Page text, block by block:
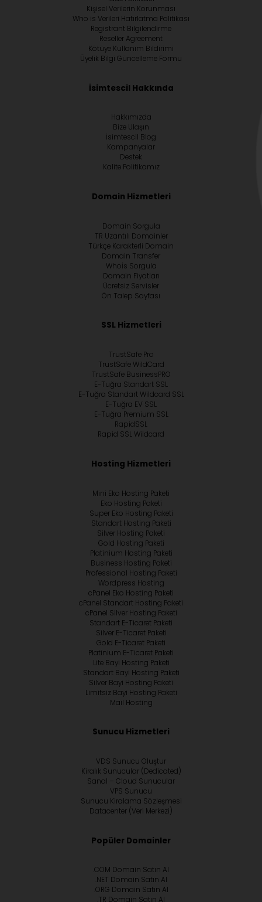
Kişisel Verilerin Korunması
Who is Verileri Hatırlatma Politikası
Registrant Bilgilendirme
Reseller Agreement
Kötüye Kullanım Bildirimi
Üyelik Bilgi Güncelleme Formu
İsimtescil Hakkında
Hakkımızda
Bize Ulaşın
İsimtescil Blog
Kampanyalar
Destek
Kalite Politikamız
Domain Hizmetleri
Domain Sorgula
TR Uzantılı Domainler
Türkçe Karakterli Domain
Domain Transfer
Whoİs Sorgula
Domain Fiyatları
Ücretsiz Servisler
Ön Talep Sayfası
SSL Hizmetleri
TrustSafe Pro
TrustSafe WildCard
TrustSafe BusinessPRO
E-Tuğra Standart SSL
E-Tuğra Standart Wildcard SSL
E-Tuğra EV SSL
E-Tuğra Premium SSL
RapidSSL
Rapid SSL Wildcard
Hosting Hizmetleri
Mini Eko Hosting Paketi
Eko Hosting Paketi
Super Eko Hosting Paketi
Standart Hosting Paketi
Silver Hosting Paketi
Gold Hosting Paketi
Platinium Hosting Paketi
Business Hosting Paketi
Professional Hosting Paketi
Wordpress Hosting
cPanel Eko Hosting Paketi
cPanel Standart Hosting Paketi
cPanel Silver Hosting Paketi
Standart E-Ticaret Paketi
Silver E-Ticaret Paketi
Gold E-Ticaret Paketi
Platinium E-Ticaret Paketi
Lite Bayi Hosting Paketi
Standart Bayi Hosting Paketi
Silver Bayi Hosting Paketi
Limitsiz Bayi Hosting Paketi
Mail Hosting
Sunucu Hizmetleri
VDS Sunucu Oluştur
Kiralık Sunucular (Dedicated)
Sanal – Cloud Sunucular
VPS Sunucu
Sunucu Kiralama Sözleşmesi
Datacenter (Veri Merkezi)
Popüler Domainler
.COM Domain Satın Al
.NET Domain Satın Al
.ORG Domain Satın Al
.TR Domain Satın Al